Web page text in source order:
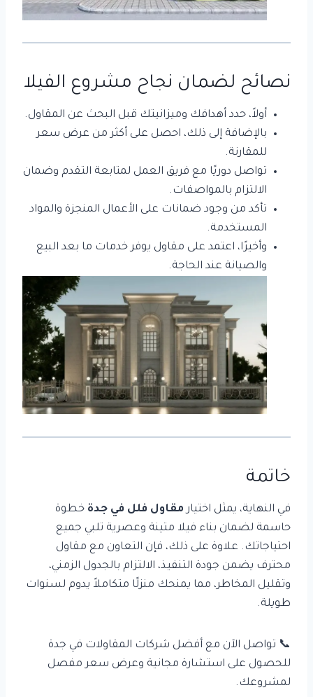
نصائح لضمان نجاح مشروع الفيلا
أولاً، حدد أهدافك وميزانيتك قبل البحث عن المقاول.
بالإضافة إلى ذلك، احصل على أكثر من عرض سعر
للمقارنة.
تواصل دوريًا مع فريق العمل لمتابعة التقدم وضمان
الالتزام بالمواصفات.
تأكد من وجود ضمانات على الأعمال المنجزة والمواد
المستخدمة.
وأخيرًا، اعتمد على مقاول يوفر خدمات ما بعد البيع
والصيانة عند الحاجة.
خاتمة
في النهاية، يمثل اختيارمقاول فلل في جدة خطوة
حاسمة لضمان بناء فيلا متينة وعصرية تلبي جميع
احتياجاتك. علاوة على ذلك، فإن التعاون مع مقاول
محترف يضمن جودة التنفيذ، الالتزام بالجدول الزمني،
وتقليل المخاطر، مما يمنحك منزلًا متكاملاً يدوم لسنوات
طويلة.
📞 تواصل الآن مع أفضل شركات المقاولات في جدة
للحصول على استشارة مجانية وعرض سعر مفصل
لمشروعك.